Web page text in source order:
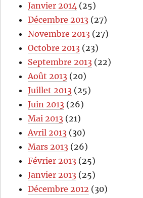
Janvier 2014 (25)
Décembre 2013 (27)
Novembre 2013 (27)
Octobre 2013 (23)
Septembre 2013 (22)
Août 2013 (20)
Juillet 2013 (25)
Juin 2013 (26)
Mai 2013 (21)
Avril 2013 (30)
Mars 2013 (26)
Février 2013 (25)
Janvier 2013 (25)
Décembre 2012 (30)